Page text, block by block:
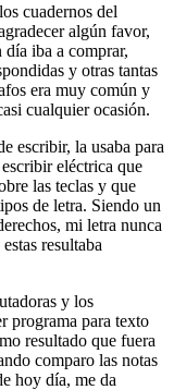
cuadernos del
algún favor,
día iba a comprar,
y otras tantas
era muy común y
cualquier ocasión.
escribir, la usaba para
eléctrica que
las teclas y que
de letra. Siendo un
mi letra nunca
resultaba
y los
programa para texto
resultado que fuera
comparo las notas
hoy día, me da